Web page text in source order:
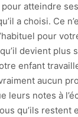
atteindre
a choisi. Ce
pour
devient plus
enfant
aucun
leurs notes à
qu’ils restent